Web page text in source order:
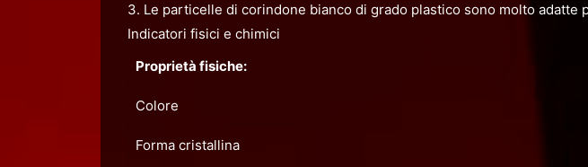
3. Le particelle di corindone bianco di grado plastico sono molto
Indicatori fisici e chimici
Proprietà fisiche:
Colore
Forma cristallina